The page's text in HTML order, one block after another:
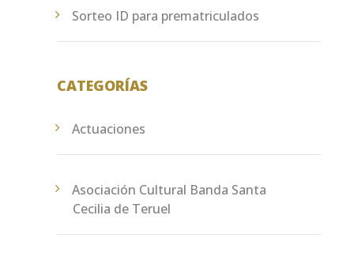
Sorteo ID para prematriculados
CATEGORÍAS
Actuaciones
Asociación Cultural Banda Santa
Cecilia de Teruel